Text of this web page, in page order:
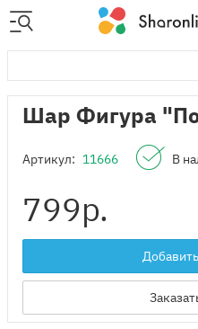
Шар Фигура
Артикул: 11666 В
799р.